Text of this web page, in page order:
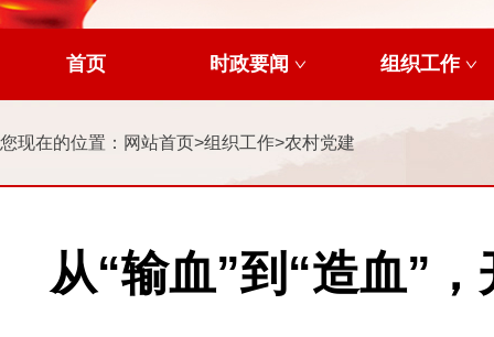
首页 时政要闻 组织工作
您现在的位置： 网站首页>组织工作>农村党建
从“输血”到“造血”